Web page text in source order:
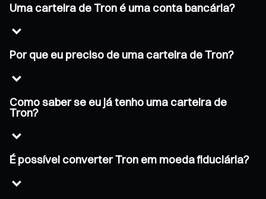
Uma carteira de Tron é uma conta bancária?
Por que eu preciso de uma carteira de Tron?
Como saber se eu já tenho uma carteira de
Tron?
É possível converter Tron em moeda fiduciária?